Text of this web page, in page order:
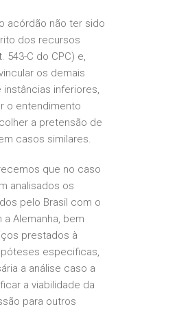
acórdão não ter sido
dos recursos
543-C do CPC) e,
os demais
inferiores,
o entendimento
a pretensão de
casos similares.
que no caso
analisados os
pelo Brasil com o
a Alemanha, bem
prestados à
especificas,
a análise caso a
a viabilidade da
para outros